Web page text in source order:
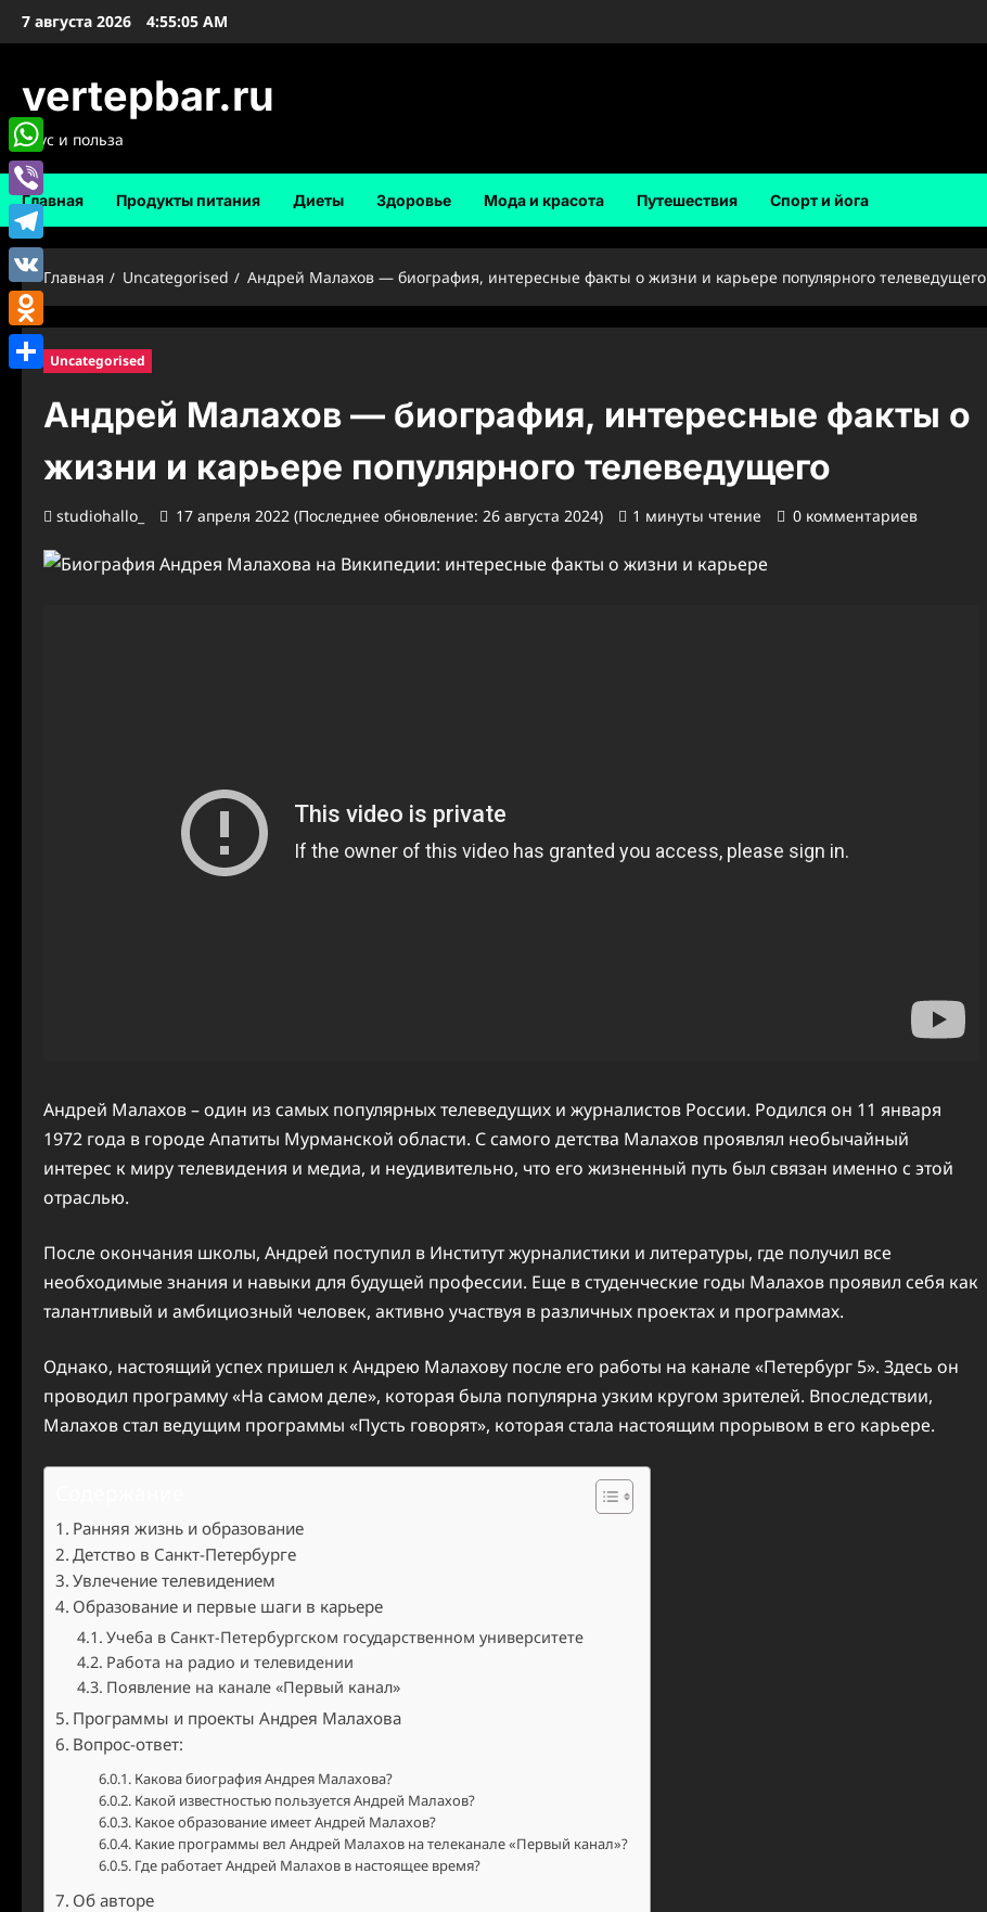
Перейти
7 августа 2026 4:55:05 AM
vertepbar.ru
Вкус и польза
Главная Продукты питания Диеты Здоровье Мода и красота Путешествия Спорт и йога
Главная Uncategorised Андрей Малахов — биография, интересные факты о жизни и карьере популярного телеведущего
Uncategorised
Андрей Малахов — биография, интересные факты о
жизни и карьере популярного телеведущего
studiohallo_ 17 апреля 2022 (Последнее обновление: 26 августа 2024) 1 минуты чтение 0 комментариев
Андрей Малахов – один из самых популярных телеведущих и журналистов России. Родился он 11 января
1972 года в городе Апатиты Мурманской области. С самого детства Малахов проявлял необычайный
интерес к миру телевидения и медиа, и неудивительно, что его жизненный путь был связан именно с этой
отраслью.
После окончания школы, Андрей поступил в Институт журналистики и литературы, где получил все
необходимые знания и навыки для будущей профессии. Еще в студенческие годы Малахов проявил себя как
талантливый и амбициозный человек, активно участвуя в различных проектах и программах.
Однако, настоящий успех пришел к Андрею Малахову после его работы на канале «Петербург 5». Здесь он
проводил программу «На самом деле», которая была популярна узким кругом зрителей. Впоследствии,
Малахов стал ведущим программы «Пусть говорят», которая стала настоящим прорывом в его карьере.
Ранняя жизнь и образование
Детство в Санкт-Петербурге
Увлечение телевидением
Образование и первые шаги в карьере
Учеба в Санкт-Петербургском государственном университете
Работа на радио и телевидении
Появление на канале «Первый канал»
Программы и проекты Андрея Малахова
Вопрос-ответ:
Какова биография Андрея Малахова?
Какой известностью пользуется Андрей Малахов?
Какое образование имеет Андрей Малахов?
Какие программы вел Андрей Малахов на телеканале «Первый канал»?
Где работает Андрей Малахов в настоящее время?
Об авторе
WhatsApp
Viber
Telegram
VK
Odnoklassniki